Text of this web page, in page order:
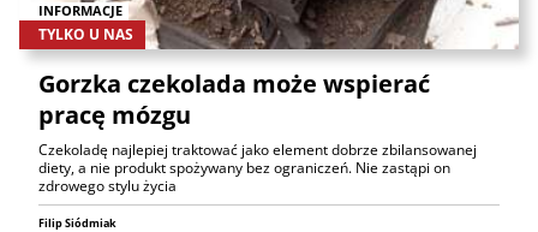
INFORMACJE
TYLKO U NAS
Gorzka czekolada może wspierać
pracę mózgu
Czekoladę najlepiej traktować jako element dobrze zbilansowanej
diety, a nie produkt spożywany bez ograniczeń. Nie zastąpi on
zdrowego stylu życia
Filip Siódmiak